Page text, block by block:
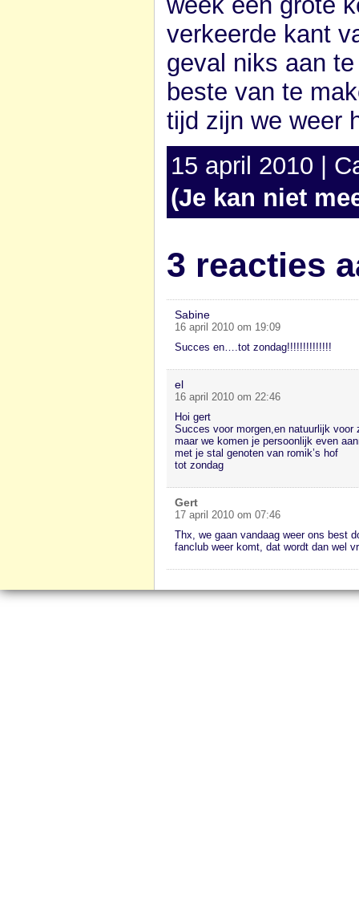
verkeerde kant
geval niks aan
beste van te
tijd zijn we weer
15 april 2010 |
(Je kan niet
3 reacties
Sabine
16 april 2010 om 19:09
Succes en….tot zondag!!!!!!!!!!!!!!
el
16 april 2010 om 22:46
Hoi gert
Succes voor morgen,en natuurlijk voor
maar we komen je persoonlijk even
met je stal genoten van romik’s hof
tot zondag
Gert
17 april 2010 om 07:46
Thx, we gaan vandaag weer ons best
fanclub weer komt, dat wordt dan wel